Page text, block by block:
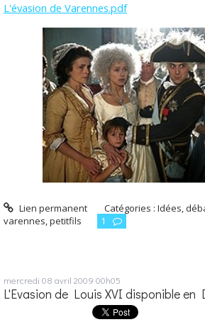
L'évasion de Varennes.pdf
Lien permanent Catégories :Idées,
varennes,petitfils 1
mercredi 08 avril 2009 00h05
L'Evasion de Louis XVI disponible en